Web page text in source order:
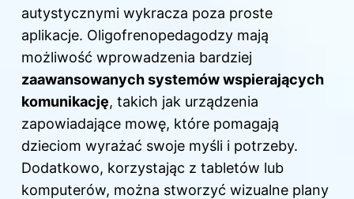
autystycznymi wykracza poza proste
aplikacje. Oligofrenopedagodzy mają
możliwość wprowadzenia bardziej
zaawansowanych systemów wspierających
komunikację, takich jak urządzenia
zapowiadające mowę, które pomagają
dzieciom wyrażać swoje myśli i potrzeby.
Dodatkowo, korzystając z tabletów lub
komputerów, można stworzyć wizualne plany